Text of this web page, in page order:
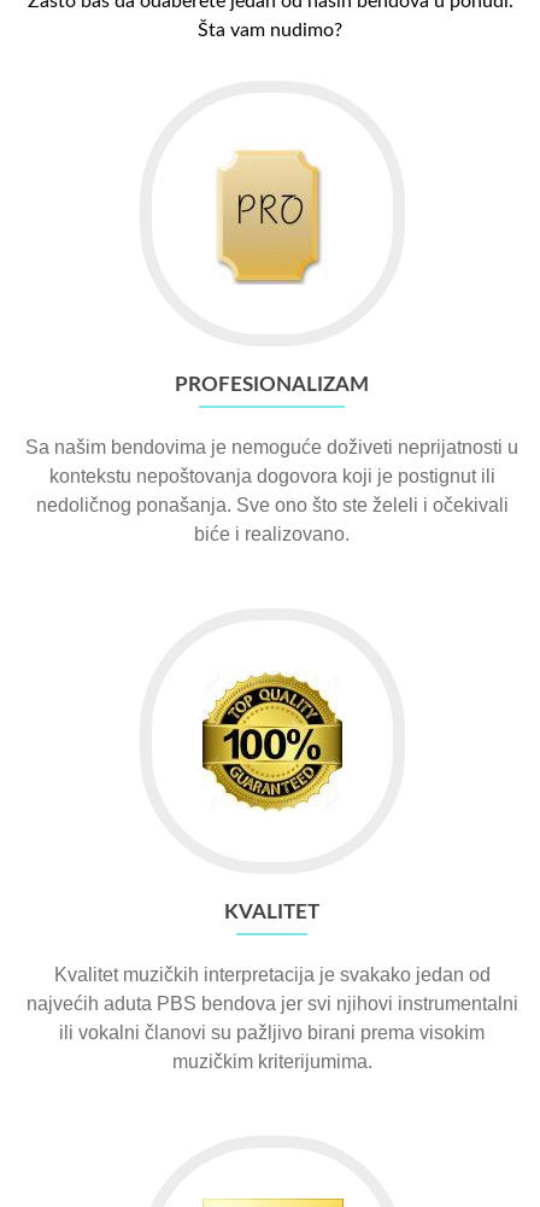
Šta vam nudimo?
PROFESIONALIZAM
Sa našim bendovima je nemoguće doživeti neprijatnosti u
kontekstu nepoštovanja dogovora koji je postignut ili
nedoličnog ponašanja. Sve ono što ste želeli i očekivali
biće i realizovano.
KVALITET
Kvalitet muzičkih interpretacija je svakako jedan od
najvećih aduta PBS bendova jer svi njihovi instrumentalni
ili vokalni članovi su pažljivo birani prema visokim
muzičkim kriterijumima.